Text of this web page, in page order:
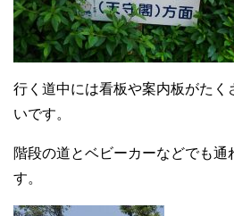
行く道中には看板や案内板がたく
いです。
階段の道とベビーカーなどでも通
す。